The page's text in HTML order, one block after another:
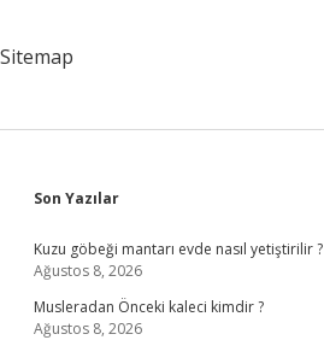
Sitemap
Sidebar
Son Yazılar
Kuzu göbeği mantarı evde nasıl yetiştirilir ?
Ağustos 8, 2026
Musleradan Önceki kaleci kimdir ?
Ağustos 8, 2026